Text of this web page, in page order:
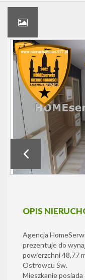
OPIS
Agencja
prezentuje do
powierzchni 48,77
Ostrowcu Św.
Mieszkanie